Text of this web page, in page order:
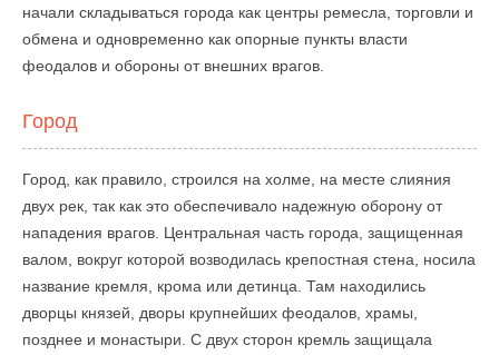
начали складываться города как центры ремесла, торговли и
обмена и одновременно как опорные пункты власти
феодалов и обороны от внешних врагов.
Город
Город, как правило, строился на холме, на месте слияния
двух рек, так как это обеспечивало надежную оборону от
нападения врагов. Центральная часть города, защищенная
валом, вокруг которой возводилась крепостная стена, носила
название кремля, крома или детинца. Там находились
дворцы князей, дворы крупнейших феодалов, храмы,
позднее и монастыри. С двух сторон кремль защищала